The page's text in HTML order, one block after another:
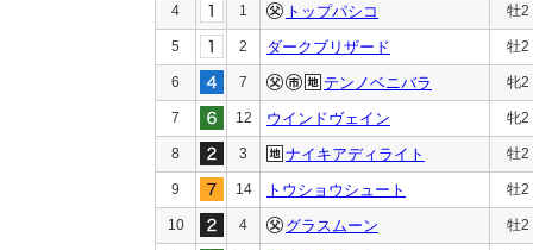
4 1 トップパシコ 牡2
5 2 ダークブリザード 牡2
6 7 テンノベニバラ 牝2
7 12 ウインドヴェイン 牝2
8 3 ナイキアディライト 牡2
9 14 トウショウシュート 牡2
10 4 グラスムーン 牡2